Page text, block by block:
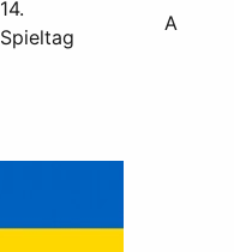
14.
Spieltag
A